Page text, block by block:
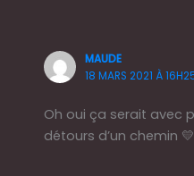
MAUDE
18 MARS 2021 À
Oh oui ça serait avec
détours d’un chemin